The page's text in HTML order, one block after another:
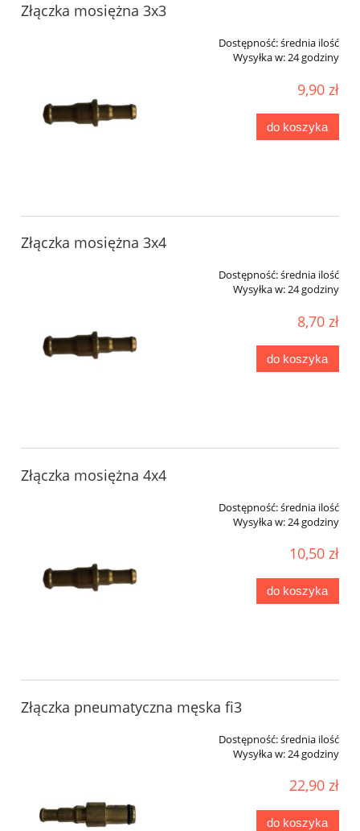
Złączka mosiężna 3x3
Dostępność:średnia ilość
Wysyłka w:24 godziny
9,90 zł
do koszyka
Złączka mosiężna 3x4
Dostępność:średnia ilość
Wysyłka w:24 godziny
8,70 zł
do koszyka
Złączka mosiężna 4x4
Dostępność:średnia ilość
Wysyłka w:24 godziny
10,50 zł
do koszyka
Złączka pneumatyczna męska fi3
Dostępność:średnia ilość
Wysyłka w:24 godziny
22,90 zł
do koszyka